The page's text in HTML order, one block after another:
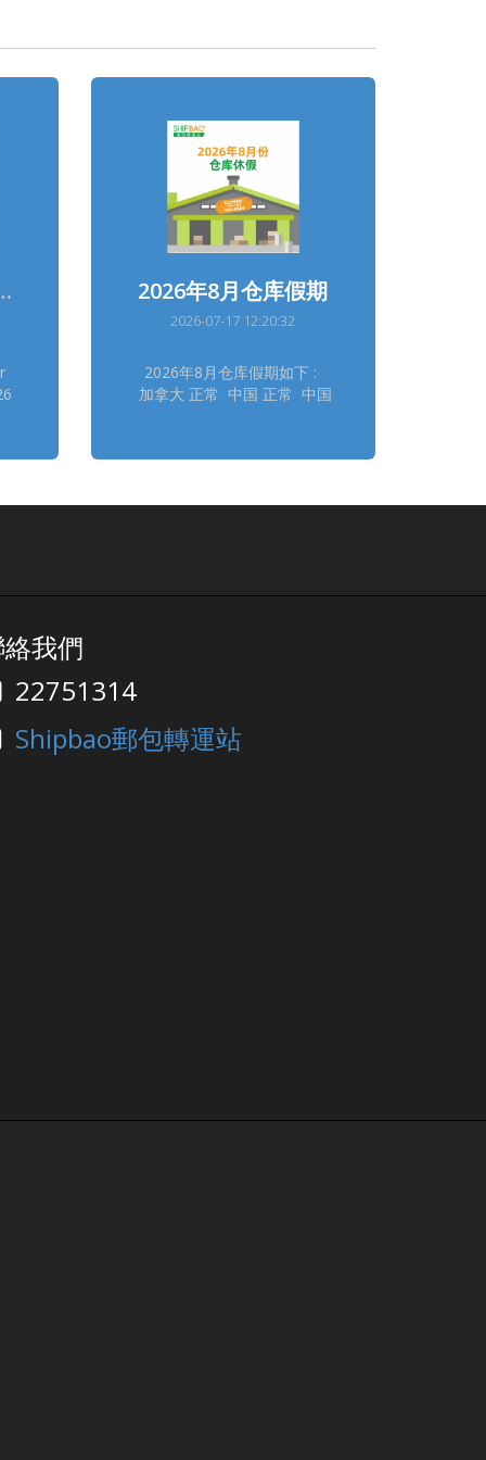
Holidays 2026年8月仓库假期
2026-07-17 12:20:32
2026年8月仓库假期如下 :
加拿大 正常 中国 正常 中国
正常 德国自营 正常 日本大
国 8/14, 8/17 泰国 8/12
我們
22751314
Shipbao郵包轉運站